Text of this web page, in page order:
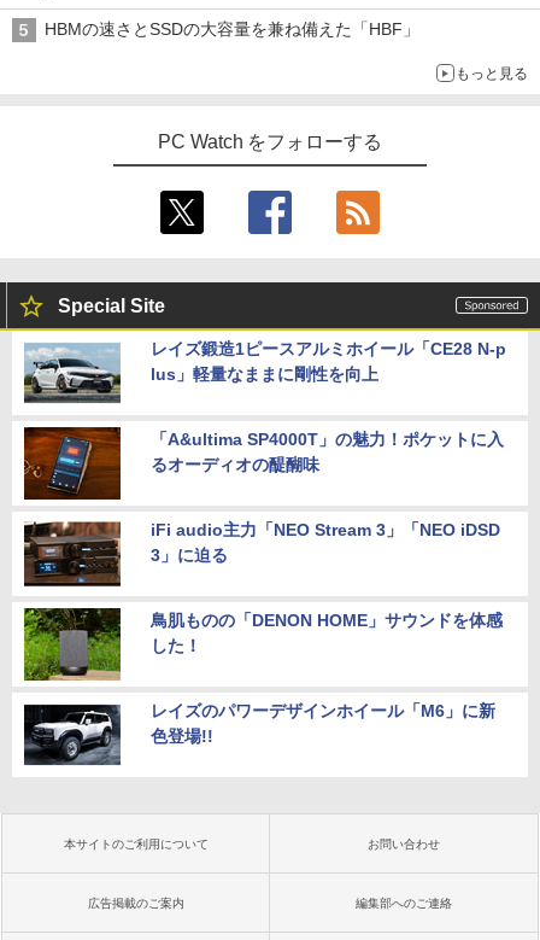
HBMの速さとSSDの大容量を兼ね備えた「HBF」
もっと見る
PC Watch をフォローする
Special Site
レイズ鍛造1ピースアルミホイール「CE28 N-p
lus」軽量なままに剛性を向上
「A&ultima SP4000T」の魅力！ポケットに入
るオーディオの醍醐味
iFi audio主力「NEO Stream 3」「NEO iDSD
3」に迫る
鳥肌ものの「DENON HOME」サウンドを体感
した！
レイズのパワーデザインホイール「M6」に新
色登場!!
本サイトのご利用について お問い合わせ
広告掲載のご案内 編集部へのご連絡